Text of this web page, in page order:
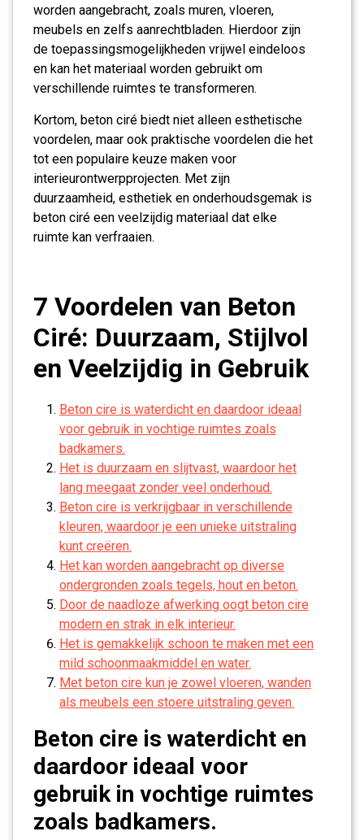
worden aangebracht, zoals muren, vloeren,
meubels en zelfs aanrechtbladen. Hierdoor zijn
de toepassingsmogelijkheden vrijwel eindeloos
en kan het materiaal worden gebruikt om
verschillende ruimtes te transformeren.
Kortom, beton ciré biedt niet alleen esthetische
voordelen, maar ook praktische voordelen die het
tot een populaire keuze maken voor
interieurontwerpprojecten. Met zijn
duurzaamheid, esthetiek en onderhoudsgemak is
beton ciré een veelzijdig materiaal dat elke
ruimte kan verfraaien.
7 Voordelen van Beton
Ciré: Duurzaam, Stijlvol
en Veelzijdig in Gebruik
Beton cire is waterdicht en daardoor ideaal
voor gebruik in vochtige ruimtes zoals
badkamers.
Het is duurzaam en slijtvast, waardoor het
lang meegaat zonder veel onderhoud.
Beton cire is verkrijgbaar in verschillende
kleuren, waardoor je een unieke uitstraling
kunt creëren.
Het kan worden aangebracht op diverse
ondergronden zoals tegels, hout en beton.
Door de naadloze afwerking oogt beton cire
modern en strak in elk interieur.
Het is gemakkelijk schoon te maken met een
mild schoonmaakmiddel en water.
Met beton cire kun je zowel vloeren, wanden
als meubels een stoere uitstraling geven.
Beton cire is waterdicht en
daardoor ideaal voor
gebruik in vochtige ruimtes
zoals badkamers.